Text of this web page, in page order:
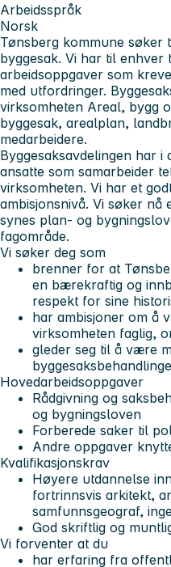
Arbeidsspråk
Norsk
Tønsberg kommune søker
byggesak. Vi har til enhver
arbeidsoppgaver som
med utfordringer.
virksomheten Areal, bygg
byggesak, arealplan,
medarbeidere.
Byggesaksavdelingen har
ansatte som samarbeider
virksomheten. Vi har et
ambisjonsnivå. Vi søker nå
synes plan- og
fagområde.
Vi søker deg som
brenner for at
en bærekraftig og
respekt for sine
har ambisjoner om å
virksomheten faglig,
gleder seg til å være
Hovedarbeidsoppgaver
Rådgivning og
og bygningsloven
Forberede saker til
Andre oppgaver
Kvalifikasjonskrav
Høyere utdannelse
fortrinnsvis arkitekt,
samfunnsgeograf,
God skriftlig og
Vi forventer at du
har erfaring fra